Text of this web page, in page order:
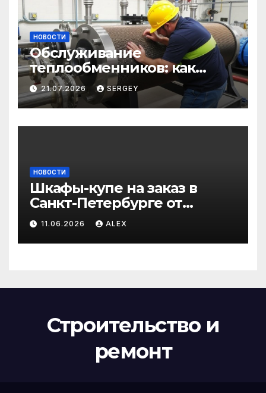
НОВОСТИ
Обслуживание
теплообменников: как
сохранить эффективность
и избежать простоев
21.07.2026 SERGEY
НОВОСТИ
Шкафы-купе на заказ в
Санкт-Петербурге от
производителя по
доступным ценам
11.06.2026 ALEX
Строительство и
ремонт